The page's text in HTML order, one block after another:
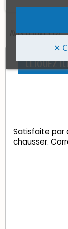
AVIS CLIENTS (2)
CLIQUEZ
Satisfaite par
chausser.
✕